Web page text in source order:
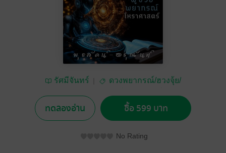
รัศมีจันทร์
ดวงพยากรณ์/ฮวงจุ้ย/
ทดลองอ่าน ซื้อ 599 บาท
No Rating